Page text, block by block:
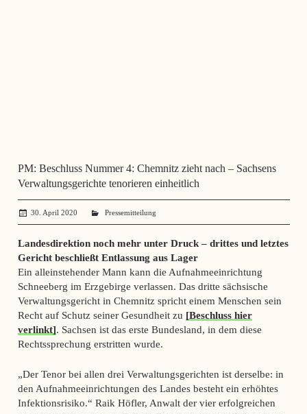
PM: Beschluss Nummer 4: Chemnitz zieht nach – Sachsens
Verwaltungsgerichte tenorieren einheitlich
30. April 2020 administrator
Pressemitteilung
Landesdirektion noch mehr unter Druck – drittes und letztes
Gericht beschließt Entlassung aus Lager
Ein alleinstehender Mann kann die Aufnahmeeinrichtung
Schneeberg im Erzgebirge verlassen. Das dritte sächsische
Verwaltungsgericht in Chemnitz spricht einem Menschen sein
Recht auf Schutz seiner Gesundheit zu [Beschluss hier
verlinkt]. Sachsen ist das erste Bundesland, in dem diese
Rechtssprechung erstritten wurde.
„Der Tenor bei allen drei Verwaltungsgerichten ist derselbe: in
den Aufnahmeeinrichtungen des Landes besteht ein erhöhtes
Infektionsrisiko.“ Raik Höfler, Anwalt der vier erfolgreichen